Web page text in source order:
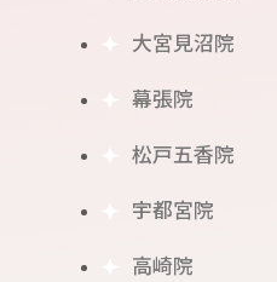
大宮見沼院
幕張院
松戸五香院
宇都宮院
⾼崎院